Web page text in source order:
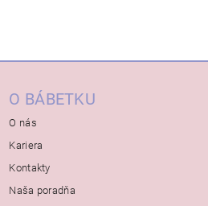
O BÁBETKU
O nás
Kariera
Kontakty
Naša poradňa